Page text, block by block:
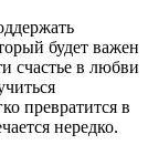
будет важен
счастье в любви
превратится в
нередко.